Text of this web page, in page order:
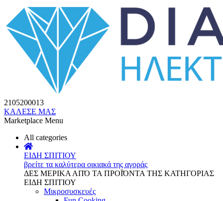
2105200013
ΚΑΛΕΣΕ ΜΑΣ
Marketplace Menu
All categories
ΕΙΔΗ ΣΠΙΤΙΟΥ
βρείτε τα καλύτερα οικιακά της αγοράς
ΔΕΣ ΜΕΡΙΚΑ ΑΠΌ ΤΑ ΠΡΟΪΌΝΤΑ ΤΗΣ ΚΑΤΗΓΟΡΙΑΣ
ΕΙΔΗ ΣΠΙΤΙΟΥ
Μικροσυσκευές